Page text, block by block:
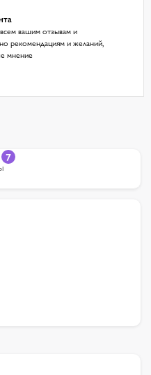
вашим отзывам и
рекомендациям и желаний,
мнение
7